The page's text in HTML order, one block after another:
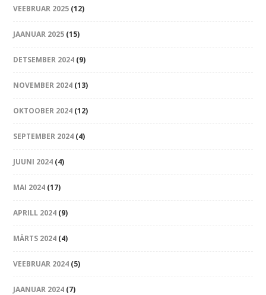
VEEBRUAR 2025 (12)
JAANUAR 2025 (15)
DETSEMBER 2024 (9)
NOVEMBER 2024 (13)
OKTOOBER 2024 (12)
SEPTEMBER 2024 (4)
JUUNI 2024 (4)
MAI 2024 (17)
APRILL 2024 (9)
MÄRTS 2024 (4)
VEEBRUAR 2024 (5)
JAANUAR 2024 (7)